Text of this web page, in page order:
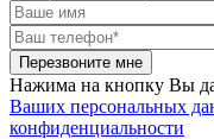
Перезвоните мне
Нажима на кнопку Вы
Ваших персональных
конфиденциальности